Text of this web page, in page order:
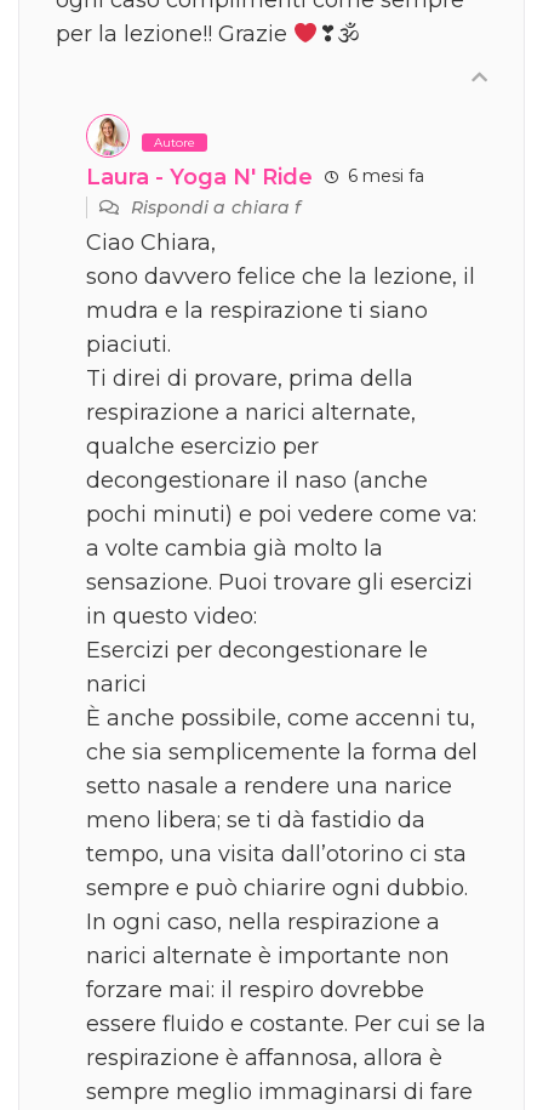
per la lezione!! Grazie
❣🕉
Autore
Laura - Yoga N' Ride
6 mesi fa
Rispondi achiara f
Ciao Chiara,
sono davvero felice che la lezione, il
mudra e la respirazione ti siano
piaciuti.
Ti direi di provare, prima della
respirazione a narici alternate,
qualche esercizio per
decongestionare il naso (anche
pochi minuti) e poi vedere come va:
a volte cambia già molto la
sensazione. Puoi trovare gli esercizi
in questo video:
Esercizi per decongestionare le
narici
È anche possibile, come accenni tu,
che sia semplicemente la forma del
setto nasale a rendere una narice
meno libera; se ti dà fastidio da
tempo, una visita dall’otorino ci sta
sempre e può chiarire ogni dubbio.
In ogni caso, nella respirazione a
narici alternate è importante non
forzare mai: il respiro dovrebbe
essere fluido e costante. Per cui se la
respirazione è affannosa, allora è
sempre meglio immaginarsi di fare